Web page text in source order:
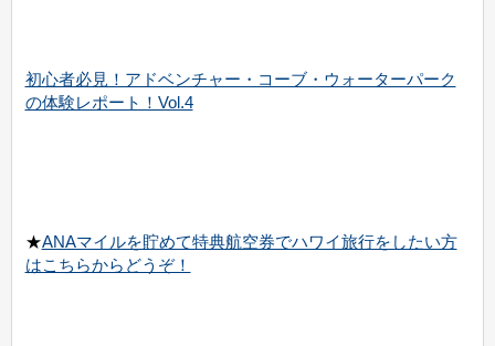
初心者必見！アドベンチャー・コーブ・ウォーターパーク
の体験レポート！Vol.4
★ANAマイルを貯めて特典航空券でハワイ旅行をしたい方
はこちらからどうぞ！